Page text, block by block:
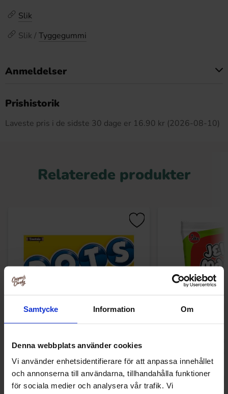
Samtycke Information Om
Denna webbplats använder cookies
Vi använder enhetsidentifierare för att anpassa innehållet
och annonserna till användarna, tillhandahålla funktioner
för sociala medier och analysera vår trafik. Vi
Slik
Slik / Tyggegummi
Anmeldelser
Prishistorik
Laveste pris i de sidste 30 dage er 16.90 kr (2026-08-10)
Relaterede produkter
Tootsie Dots 184g
30.90 kr
Køb